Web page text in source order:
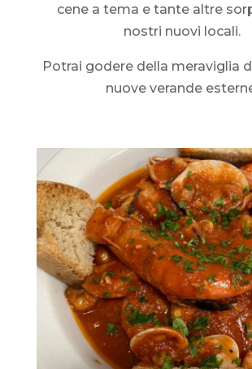
cene a tema e tante altre
nostri nuovi locali.
Potrai godere della meraviglia
nuove verande